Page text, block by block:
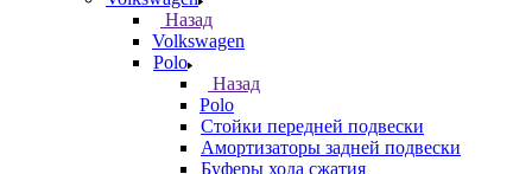
Назад
Volkswagen
Polo
Назад
Polo
Стойки передней подвески
Амортизаторы задней подвески
Буферы хода сжатия